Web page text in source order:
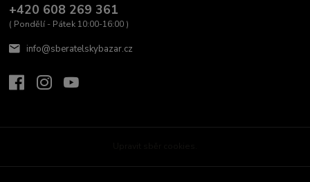
+420 608 269 361
( Pondělí - Pátek 10:00-16:00 )
info@sberatelskybazar.cz